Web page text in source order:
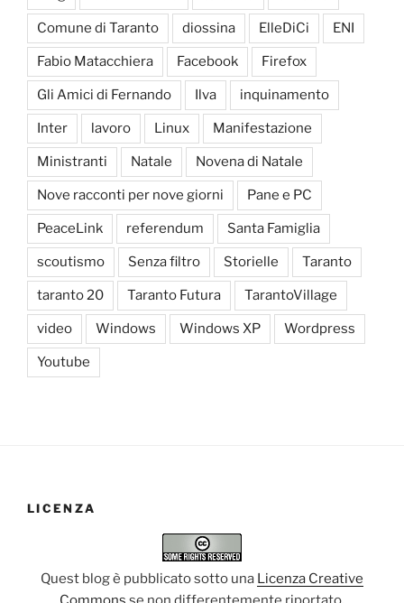
Comune di Taranto diossina ElleDiCi ENI
Fabio Matacchiera Facebook Firefox
Gli Amici di Fernando Ilva inquinamento
Inter lavoro Linux Manifestazione
Ministranti Natale Novena di Natale
Nove racconti per nove giorni Pane e PC
PeaceLink referendum Santa Famiglia
scoutismo Senza filtro Storielle Taranto
taranto 20 Taranto Futura TarantoVillage
video Windows Windows XP Wordpress
Youtube
LICENZA
Quest blog è pubblicato sotto una Licenza Creative